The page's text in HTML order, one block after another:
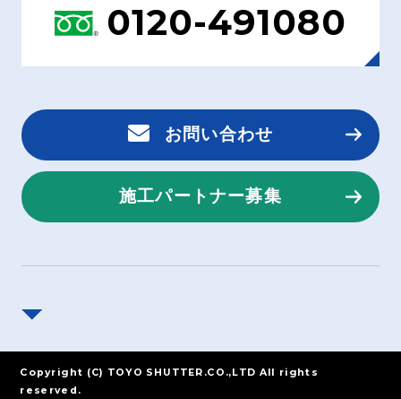
0120-491080
お問い合わせ
施工パートナー募集
Copyright (C) TOYO SHUTTER.CO.,LTD All rights
reserved.